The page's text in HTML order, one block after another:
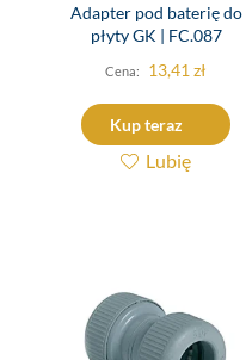
Adapter pod baterię do
płyty GK | FC.087
13,41zł
Kup teraz
Lubię